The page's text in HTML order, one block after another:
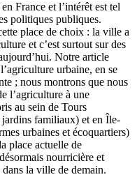
France et l’intérêt est tel
politiques publiques.
place de choix : la ville a
et c’est surtout sur des
Notre article
urbaine, en se
; nous montrons que nous
l’agriculture à une
au sein de Tours
familiaux) et en Île-
urbaines et écoquartiers)
place actuelle de
nourricière et
la ville de demain.